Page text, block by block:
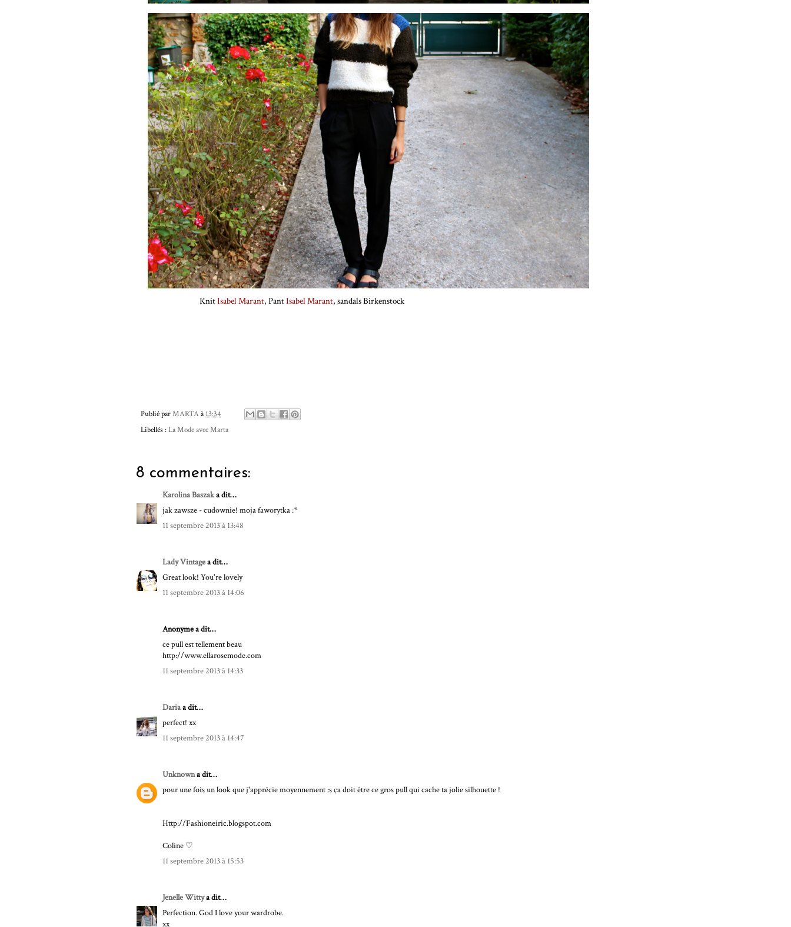
KnitIsabel Marant, PantIsabel Marant, sandals Birkenstock
Publié parMARTAà13:34
Libellés :La Mode avec Marta
8 commentaires:
Karolina Baszaka dit…
jak zawsze - cudownie! moja faworytka :*
11 septembre 2013 à 13:48
Lady Vintagea dit…
Great look! You're lovely
11 septembre 2013 à 14:06
Anonyme a dit…
ce pull est tellement beau
http://www.ellarosemode.com
11 septembre 2013 à 14:33
Dariaa dit…
perfect! xx
11 septembre 2013 à 14:47
Unknowna dit…
pour une fois un look que j'apprécie moyennement :s ça doit être ce gros pull qui cache ta jolie silhouette !
Http://Fashioneiric.blogspot.com
Coline ♡
11 septembre 2013 à 15:53
Jenelle Wittya dit…
Perfection. God I love your wardrobe.
xx